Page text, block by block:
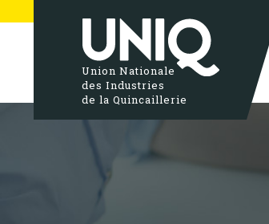
Union Nationale
des Industries
de la Quincaillerie